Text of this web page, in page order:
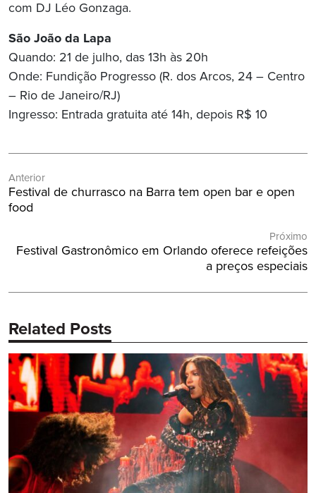
com DJ Léo Gonzaga.
São João da Lapa
Quando: 21 de julho, das 13h às 20h
Onde: Fundição Progresso (R. dos Arcos, 24 – Centro
– Rio de Janeiro/RJ)
Ingresso: Entrada gratuita até 14h, depois R$ 10
de
Post
Anterior
Post
Anterior:
Festival de churrasco na Barra tem open bar e open
food
Próximo
Próximo
Festival Gastronômico em Orlando oferece refeições
a preços especiais
Related Posts